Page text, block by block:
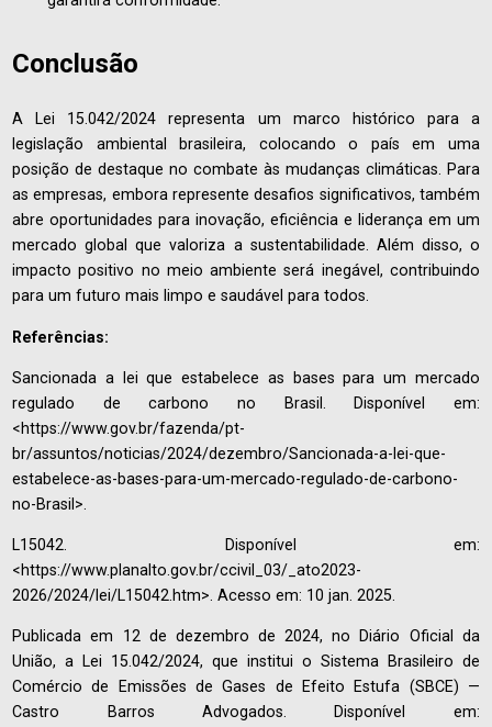
Conclusão
A Lei 15.042/2024 representa um marco histórico para a
legislação ambiental brasileira, colocando o país em uma
posição de destaque no combate às mudanças climáticas. Para
as empresas, embora represente desafios significativos, também
abre oportunidades para inovação, eficiência e liderança em um
mercado global que valoriza a sustentabilidade. Além disso, o
impacto positivo no meio ambiente será inegável, contribuindo
para um futuro mais limpo e saudável para todos.
Referências:
Sancionada a lei que estabelece as bases para um mercado
regulado de carbono no Brasil. Disponível em:
<https://www.gov.br/fazenda/pt-
br/assuntos/noticias/2024/dezembro/Sancionada-a-lei-que-
estabelece-as-bases-para-um-mercado-regulado-de-carbono-
no-Brasil>.
‌L15042. Disponível em:
<https://www.planalto.gov.br/ccivil_03/_ato2023-
2026/2024/lei/L15042.htm>. Acesso em: 10 jan. 2025.
‌Publicada em 12 de dezembro de 2024, no Diário Oficial da
União, a Lei 15.042/2024, que institui o Sistema Brasileiro de
Comércio de Emissões de Gases de Efeito Estufa (SBCE) —
Castro Barros Advogados. Disponível em: